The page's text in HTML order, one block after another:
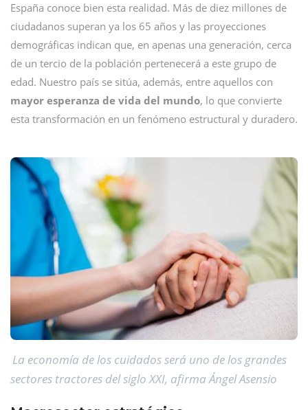
España conoce bien esta realidad. Más de diez millones de
ciudadanos superan ya los 65 años y las proyecciones
demográficas indican que, en apenas una generación, cerca
de un tercio de la población pertenecerá a este grupo de
edad. Nuestro país se sitúa, además, entre aquellos con
mayor esperanza de vida del mundo, lo que convierte
esta transformación en un fenómeno estructural y duradero.
La economía de los cuidados será uno de los grandes
sectores tractores del siglo XXI, afirma Ángel Asensio